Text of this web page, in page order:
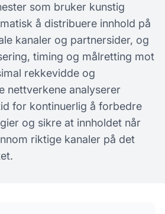
som bruker kunstig
å distribuere innhold på
kanaler og partnersider, og
timing og målretting mot
rekkevidde og
nettverkene analyserer
for kontinuerlig å forbedre
og sikre at innholdet når
riktige kanaler på det